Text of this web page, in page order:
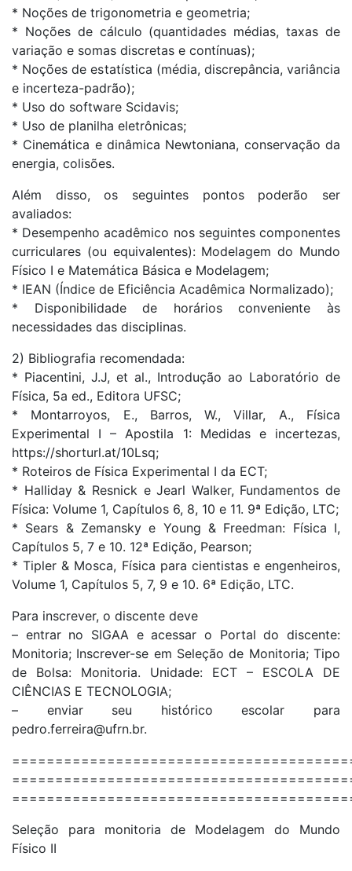
* Noções de trigonometria e geometria;
* Noções de cálculo (quantidades médias, taxas de
variação e somas discretas e contínuas);
* Noções de estatística (média, discrepância, variância
e incerteza-padrão);
* Uso do software Scidavis;
* Uso de planilha eletrônicas;
* Cinemática e dinâmica Newtoniana, conservação da
energia, colisões.
Além disso, os seguintes pontos poderão ser
avaliados:
* Desempenho acadêmico nos seguintes componentes
curriculares (ou equivalentes): Modelagem do Mundo
Físico I e Matemática Básica e Modelagem;
* IEAN (Índice de Eficiência Acadêmica Normalizado);
* Disponibilidade de horários conveniente às
necessidades das disciplinas.
2) Bibliografia recomendada:
* Piacentini, J.J, et al., Introdução ao Laboratório de
Física, 5a ed., Editora UFSC;
* Montarroyos, E., Barros, W., Villar, A., Física
Experimental I – Apostila 1: Medidas e incertezas,
https://shorturl.at/10Lsq;
* Roteiros de Física Experimental I da ECT;
* Halliday & Resnick e Jearl Walker, Fundamentos de
Física: Volume 1, Capítulos 6, 8, 10 e 11. 9ª Edição, LTC;
* Sears & Zemansky e Young & Freedman: Física I,
Capítulos 5, 7 e 10. 12ª Edição, Pearson;
* Tipler & Mosca, Física para cientistas e engenheiros,
Volume 1, Capítulos 5, 7, 9 e 10. 6ª Edição, LTC.
Para inscrever, o discente deve
– entrar no SIGAA e acessar o Portal do discente:
Monitoria; Inscrever-se em Seleção de Monitoria; Tipo
de Bolsa: Monitoria. Unidade: ECT – ESCOLA DE
CIÊNCIAS E TECNOLOGIA;
– enviar seu histórico escolar para
pedro.ferreira@ufrn.br.
Seleção para monitoria de Modelagem do Mundo
Físico II